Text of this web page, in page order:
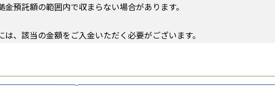
預託額の範囲内で収まらない場合があります。
、該当の金額をご入金いただく必要がございます。